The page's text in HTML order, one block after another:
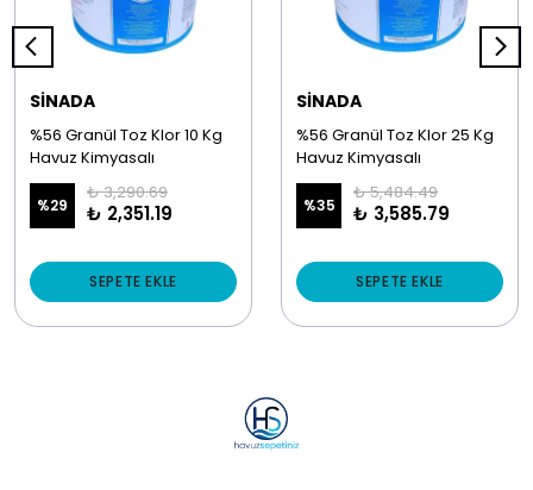
SİNADA
%56 Granül Toz Klor 10 Kg
Havuz Kimyasalı
%29
₺ 3,290.69
₺ 2,351.19
SEPETE EKLE
SİNADA
%56 Granül Toz Klor 25 Kg
Havuz Kimyasalı
%35
₺ 5,484.49
₺ 3,585.79
SEPETE EKLE